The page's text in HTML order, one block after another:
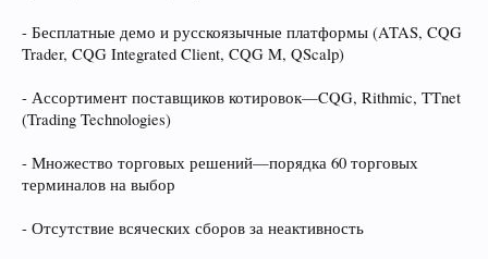
- Бесплатные демо и русскоязычные платформы (ATAS, CQG
Trader, CQG Integrated Client, CQG M, QScalp)
- Ассортимент поставщиков котировок—CQG, Rithmic, TTnet
(Trading Technologies)
- Множество торговых решений—порядка 60 торговых
терминалов на выбор
- Отсутствие всяческих сборов за неактивность